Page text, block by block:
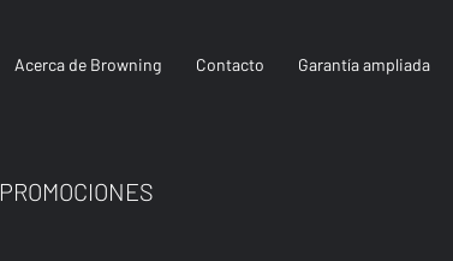
Acerca de Browning Contacto Garantía ampliada
PROMOCIONES